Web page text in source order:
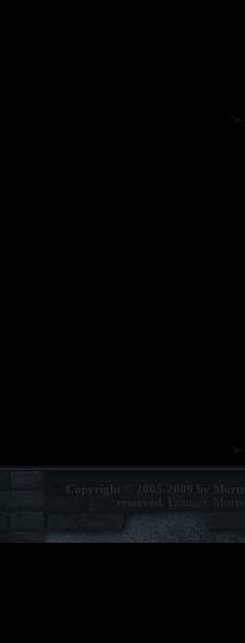
Copyright © 2005-2009 by
reserved. Contact: